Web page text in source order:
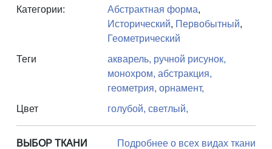
Категории:
Абстрактная форма,
Исторический, Первобытный,
Геометрический
Теги
акварель, ручной рисунок,
монохром, абстракция,
геометрия, орнамент,
Цвет
голубой, светлый,
ВЫБОР ТКАНИ Подробнее о всех видах ткани